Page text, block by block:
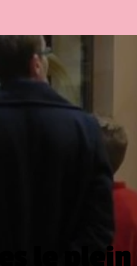
le plein